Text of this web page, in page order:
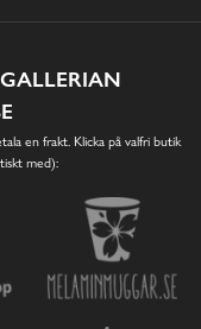
en frakt. Klicka på valfri butik
med):